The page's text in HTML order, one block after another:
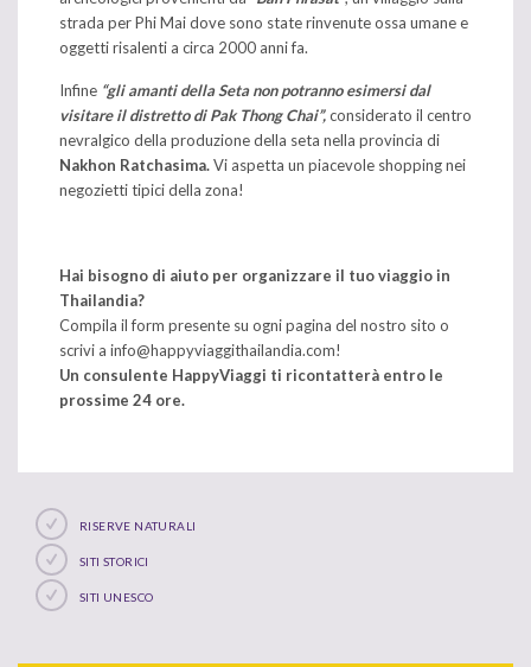
strada per Phi Mai dove sono state rinvenute ossa umane e
oggetti risalenti a circa 2000 anni fa.
Infine “gli amanti della Seta non potranno esimersi dal
visitare il distretto di Pak Thong Chai”,considerato il centro
nevralgico della produzione della seta nella provincia di
Nakhon Ratchasima.Vi aspetta un piacevole shopping nei
negozietti tipici della zona!
Hai bisogno di aiuto per organizzare il tuo viaggio in
Thailandia?
Compila il form presente su ogni pagina del nostro sito o
scrivi a info@happyviaggithailandia.com!
Un consulente HappyViaggi ti ricontatterà entro le
prossime 24 ore.
RISERVE NATURALI
SITI STORICI
SITI UNESCO